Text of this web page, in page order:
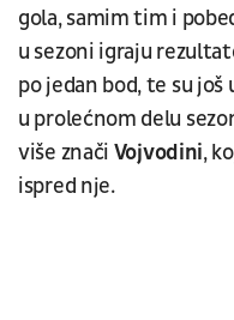
gola, samim tim i
u sezoni igraju
po jedan bod, te su
u prolećnom delu
više znači Vojvodini,
ispred nje.